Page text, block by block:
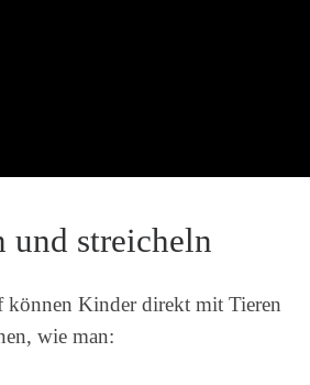
und streicheln
können Kinder direkt mit Tieren
wie man: